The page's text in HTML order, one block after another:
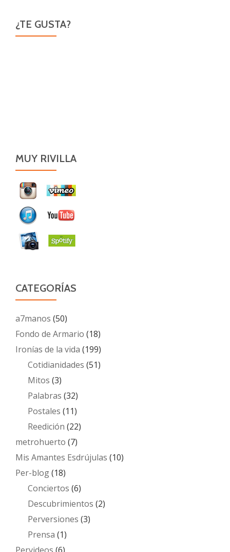
¿TE GUSTA?
MUY RIVILLA
CATEGORÍAS
a7manos (50)
Fondo de Armario (18)
Ironías de la vida (199)
Cotidianidades (51)
Mitos (3)
Palabras (32)
Postales (11)
Reedición (22)
metrohuerto (7)
Mis Amantes Esdrújulas (10)
Per-blog(18)
Conciertos (6)
Descubrimientos (2)
Perversiones (3)
Prensa (1)
Pervideos (6)